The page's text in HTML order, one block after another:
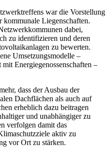
war die Vorstellung
kommunale Liegenschaften.
dabei,
zu identifizieren und deren
zu bewerten.
Umsetzungsmodelle –
Energiegenossenschaften –
dass der Ausbau der
Dachflächen als auch auf
erheblich dazu beitragen
und unabhängiger zu
verfolgen damit das
aktiv zu
vor Ort zu stärken.